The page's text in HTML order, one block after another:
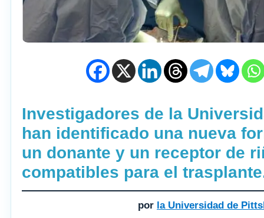
Investigadores de la
han identificado una nueva
un donante y un receptor de
compatibles para el
por la Universidad de